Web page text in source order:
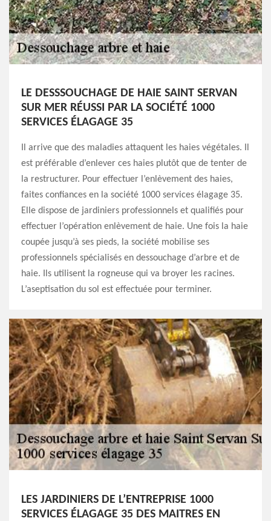
LE DESSSOUCHAGE DE HAIE SAINT SERVAN
SUR MER RÉUSSI PAR LA SOCIÉTÉ 1000
SERVICES ÉLAGAGE 35
Il arrive que des maladies attaquent les haies végétales. Il
est préférable d’enlever ces haies plutôt que de tenter de
la restructurer. Pour effectuer l’enlèvement des haies,
faites confiances en la société 1000 services élagage 35.
Elle dispose de jardiniers professionnels et qualifiés pour
effectuer l’opération enlèvement de haie. Une fois la haie
coupée jusqu’à ses pieds, la société mobilise ses
professionnels spécialisés en dessouchage d’arbre et de
haie. Ils utilisent la rogneuse qui va broyer les racines.
L’aseptisation du sol est effectuée pour terminer.
LES JARDINIERS DE L’ENTREPRISE 1000
SERVICES ÉLAGAGE 35 DES MAITRES EN